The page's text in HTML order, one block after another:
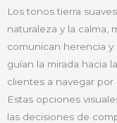
Los tonos tierra
naturaleza y la calma,
comunican herencia y
guían la mirada hacia
clientes a navegar por
Estas opciones
las decisiones de